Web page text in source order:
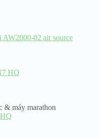
AW2000-02 air source
& máy marathon